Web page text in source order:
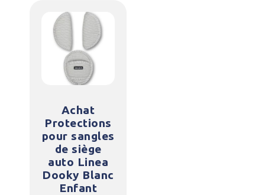
Achat
Protections
pour sangles
de siège
auto Linea
Dooky Blanc
Enfant